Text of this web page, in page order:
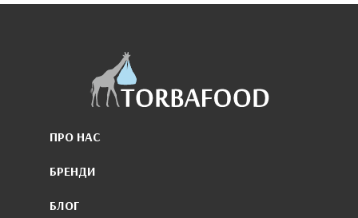
ПРО НАС
БРЕНДИ
БЛОГ